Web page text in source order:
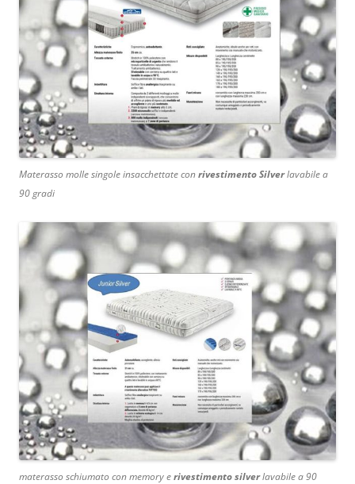
Materasso molle singole insacchettate conrivestimento Silverlavabile a
90 gradi
materasso schiumato con memory erivestimento silverlavabile a 90